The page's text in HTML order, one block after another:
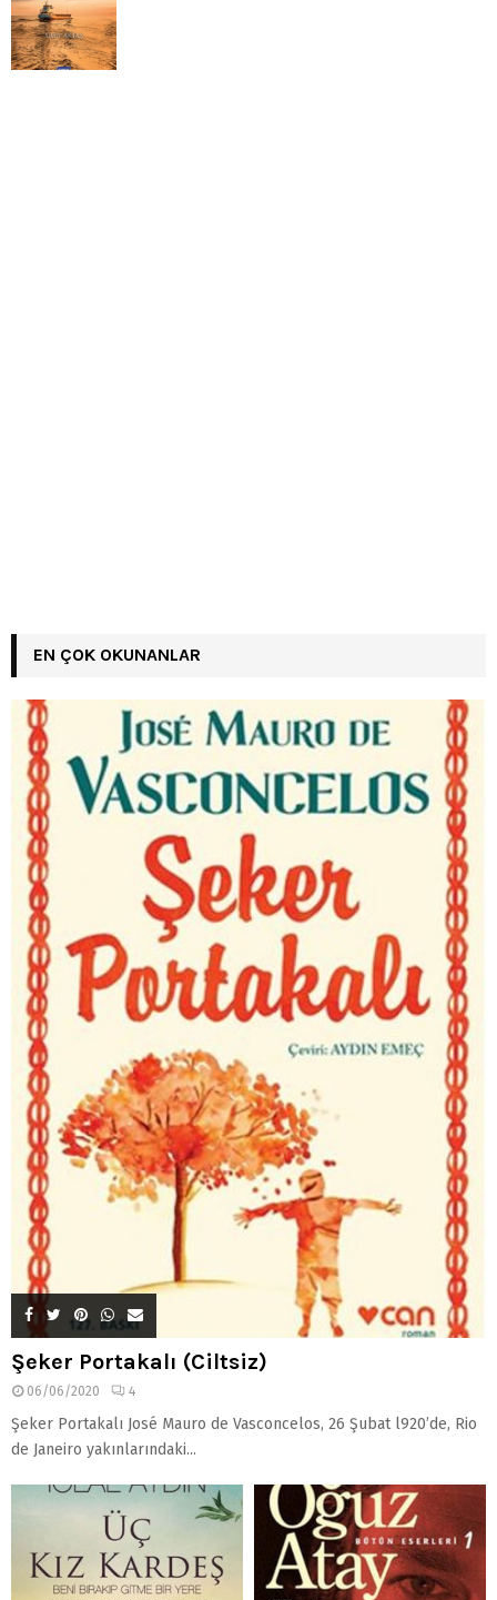
EN ÇOK OKUNANLAR
Şeker Portakalı (Ciltsiz)
06/06/2020 4
Şeker Portakalı José Mauro de Vasconcelos, 26 Şubat l920’de, Rio
de Janeiro yakınlarındaki...